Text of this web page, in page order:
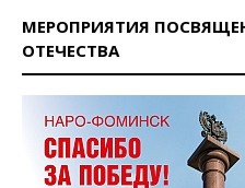
МЕРОПРИЯТИЯ
ОТЕЧЕСТВА